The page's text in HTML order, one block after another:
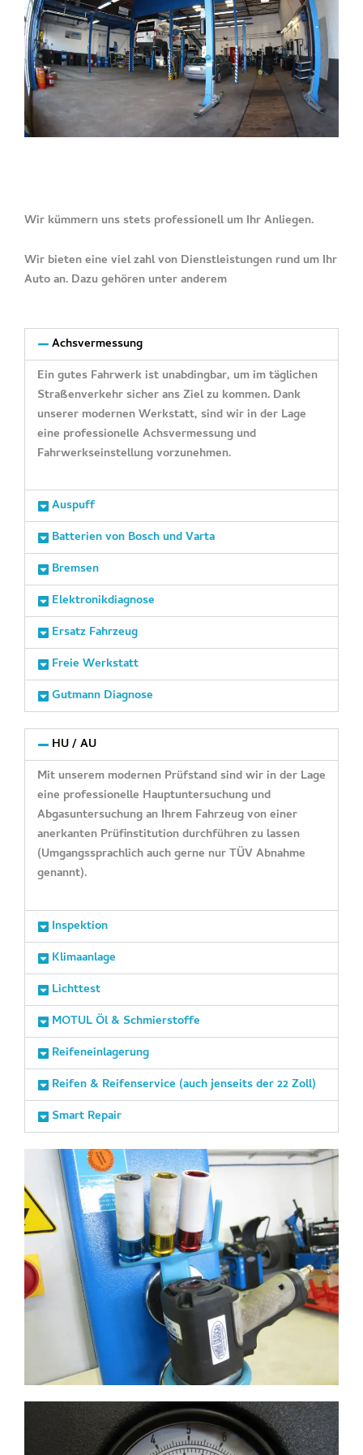
Wir kümmern uns stets professionell um Ihr Anliegen.
Wir bieten eine viel zahl von Dienstleistungen rund um Ihr
Auto an. Dazu gehören unter anderem
Achsvermessung
Ein gutes Fahrwerk ist unabdingbar, um im täglichen
Straßenverkehr sicher ans Ziel zu kommen. Dank
unserer modernen Werkstatt, sind wir in der Lage
eine professionelle Achsvermessung und
Fahrwerkseinstellung vorzunehmen.
Auspuff
Batterien von Bosch und Varta
Bremsen
Elektronikdiagnose
Ersatz Fahrzeug
Freie Werkstatt
Gutmann Diagnose
HU / AU
Mit unserem modernen Prüfstand sind wir in der Lage
eine professionelle Hauptuntersuchung und
Abgasuntersuchung an Ihrem Fahrzeug von einer
anerkanten Prüfinstitution durchführen zu lassen
(Umgangssprachlich auch gerne nur TÜV Abnahme
genannt).
Inspektion
Klimaanlage
Lichttest
MOTUL Öl & Schmierstoffe
Reifeneinlagerung
Reifen & Reifenservice (auch jenseits der 22 Zoll)
Smart Repair